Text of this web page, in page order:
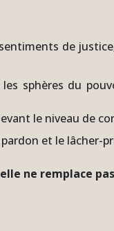
de
sphères du
le niveau de
et le lâcher-
ne remplace